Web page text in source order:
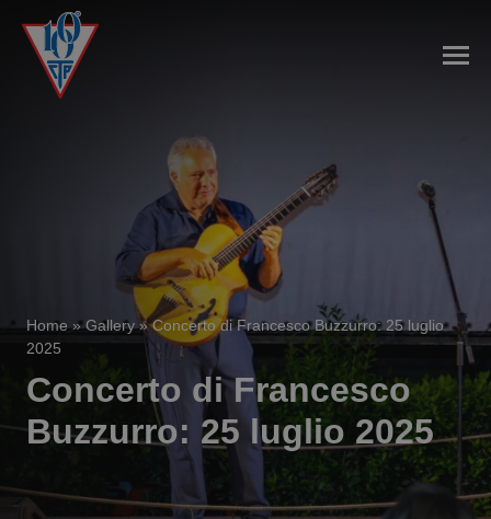
Home»Gallery»Concerto di Francesco Buzzurro: 25 luglio
2025
Concerto di Francesco
Buzzurro: 25 luglio 2025